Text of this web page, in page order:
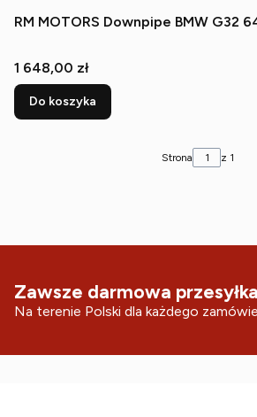
RM MOTORS Downpipe BMW G32
Cena
1 648,00 zł
Do koszyka
Strona z 1
Zawsze darmowa przesyłka
Na terenie Polski dla każdego